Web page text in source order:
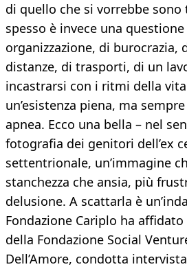
di quello che si vorrebbe
spesso è invece una
organizzazione, di
distanze, di trasporti, di un
incastrarsi con i ritmi della
un’esistenza piena, ma
apnea. Ecco una bella – nel
fotografia dei genitori dell’ex
settentrionale, un’immagine
stanchezza che ansia, più
delusione. A scattarla è
Fondazione Cariplo ha affidato
della Fondazione Social
Dell’Amore, condotta